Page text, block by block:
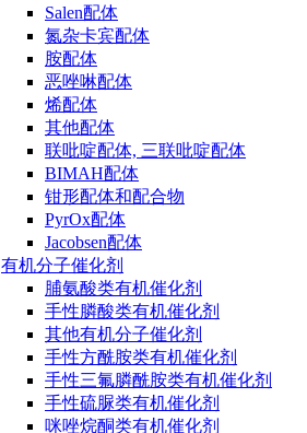
Salen配体
氮杂卡宾配体
胺配体
恶唑啉配体
烯配体
其他配体
联吡啶配体, 三联吡啶配体
BIMAH配体
钳形配体和配合物
PyrOx配体
Jacobsen配体
有机分子催化剂
脯氨酸类有机催化剂
手性膦酸类有机催化剂
其他有机分子催化剂
手性方酰胺类有机催化剂
手性三氟膦酰胺类有机催化剂
手性硫脲类有机催化剂
咪唑烷酮类有机催化剂